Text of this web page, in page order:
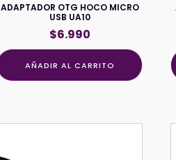
ADAPTADOR OTG HOCO MICRO
USB UA10
$6.990
AÑADIR AL CARRITO